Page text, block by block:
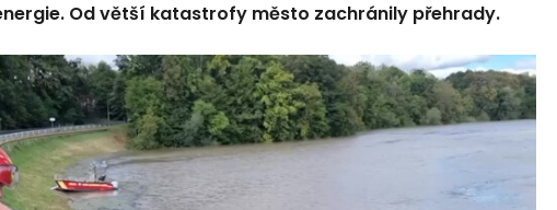
Od větší katastrofy město zachránily přehrady.